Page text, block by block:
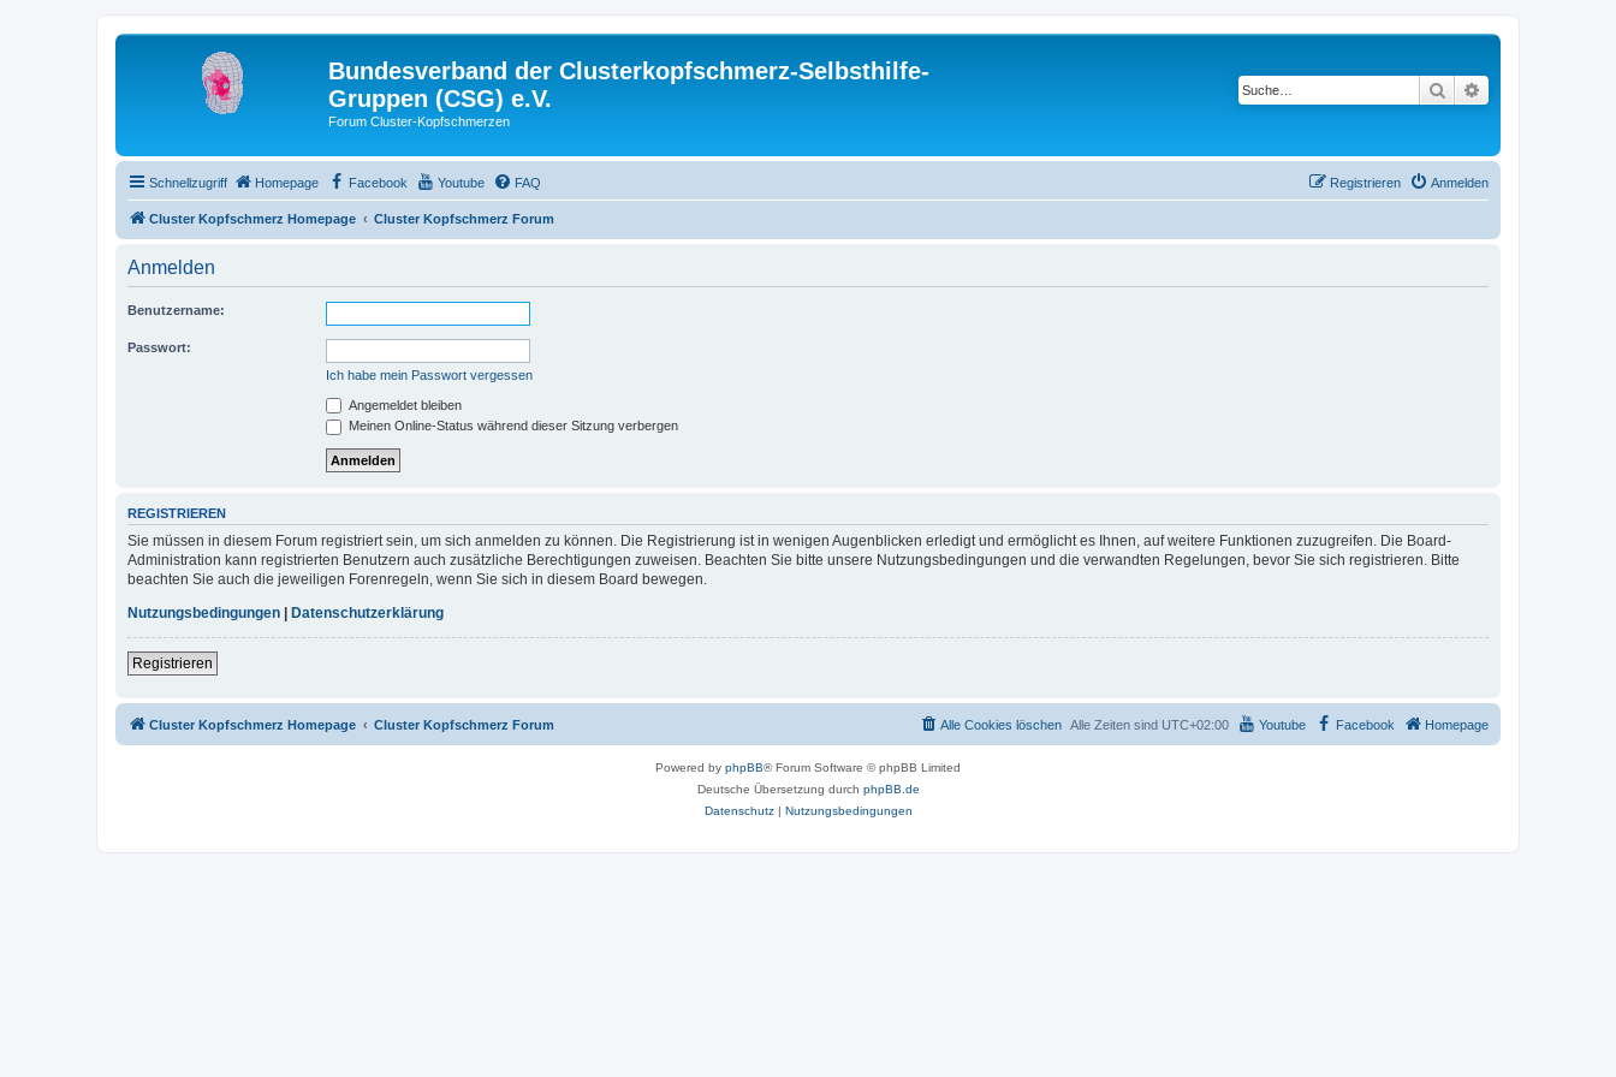
Bundesverband der Clusterkopfschmerz-Selbsthilfe-
Gruppen (CSG) e.V.
Forum Cluster-Kopfschmerzen
Suche
Schnellzugriff Homepage Facebook Youtube FAQ Anmelden
Registrieren
Cluster Kopfschmerz Homepage Cluster Kopfschmerz Forum
Anmelden
Benutzername:
Passwort:
Ich habe mein Passwort vergessen
Angemeldet bleiben
Meinen Online-Status während dieser Sitzung verbergen
REGISTRIEREN
Sie müssen in diesem Forum registriert sein, um sich anmelden zu können. Die Registrierung ist in wenigen Augenblicken erledigt und ermöglicht es Ihnen, auf weitere Funktionen zuzugreifen. Die Board-
Administration kann registrierten Benutzern auch zusätzliche Berechtigungen zuweisen. Beachten Sie bitte unsere Nutzungsbedingungen und die verwandten Regelungen, bevor Sie sich registrieren. Bitte
beachten Sie auch die jeweiligen Forenregeln, wenn Sie sich in diesem Board bewegen.
Nutzungsbedingungen
Datenschutzerklärung
Registrieren
Cluster Kopfschmerz Homepage Cluster Kopfschmerz Forum Homepage
Facebook
Youtube
Alle Zeiten sind UTC+02:00
Alle Cookies löschen
Powered by phpBB® Forum Software © phpBB Limited
Deutsche Übersetzung durch phpBB.de
Datenschutz| Nutzungsbedingungen